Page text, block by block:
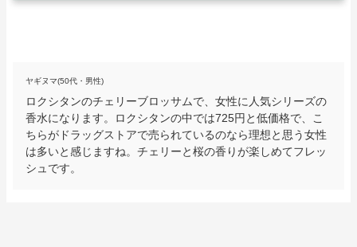
ヤギヌマ(50代・男性)
ロクシタンのチェリーブロッサムで、女性に人気シリーズの
香水になります。ロクシタンの中では725円と低価格で、こ
ちらがドラッグストアで売られているのなら理想と思う女性
は多いと感じますね。チェリーと桜の香りが楽しめてフレッ
シュです。